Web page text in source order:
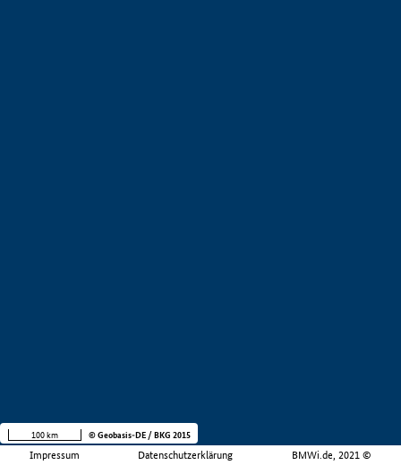
Impressum Datenschutzerklärung BMWi.de, 2021 ©
100 km © Geobasis-DE / BKG 2015